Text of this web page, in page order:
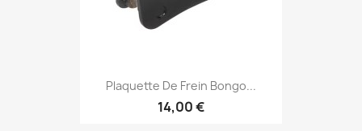
Plaquette De Frein Bongo...
14,00 €